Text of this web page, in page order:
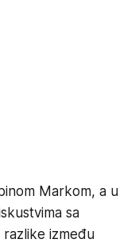
Markom, a u
sa
razlike između